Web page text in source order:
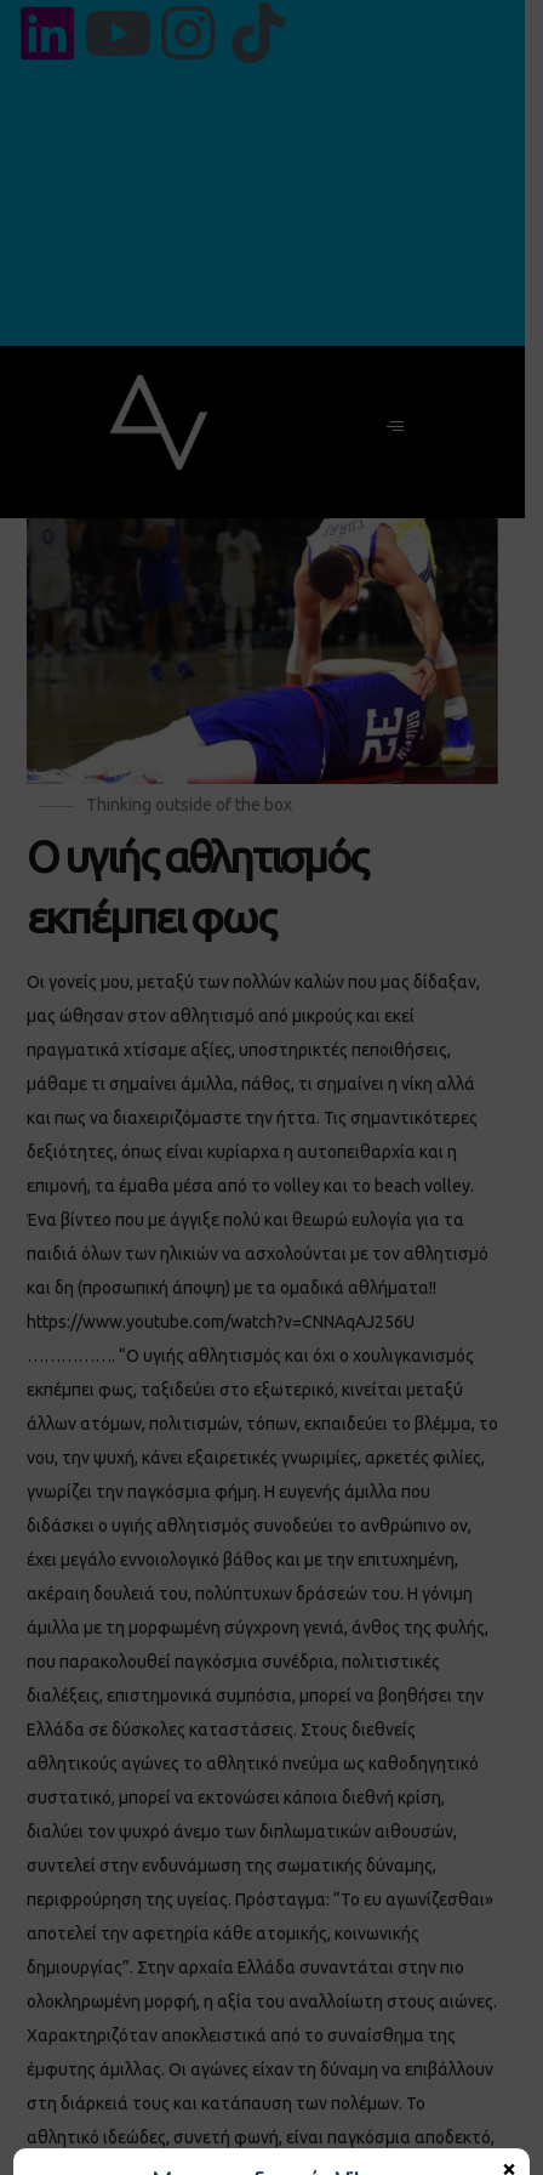
Thinking outside of the box
Ο υγιής αθλητισμός
εκπέμπει φως
Οι γονείς μου, μεταξύ των πολλών καλών που μας δίδαξαν,
μας ώθησαν στον αθλητισμό από μικρούς και εκεί
πραγματικά χτίσαμε αξίες, υποστηρικτές πεποιθήσεις,
μάθαμε τι σημαίνει άμιλλα, πάθος, τι σημαίνει η νίκη αλλά
και πως να διαχειριζόμαστε την ήττα. Τις σημαντικότερες
δεξιότητες, όπως είναι κυρίαρχα η αυτοπειθαρχία και η
επιμονή, τα έμαθα μέσα από το volley και το beach volley.
Ένα βίντεο που με άγγιξε πολύ και θεωρώ ευλογία για τα
παιδιά όλων των ηλικιών να ασχολούνται με τον αθλητισμό
και δη (προσωπική άποψη) με τα ομαδικά αθλήματα!!
https://www.youtube.com/watch?v=CNNAqAJ256U
……………. “Ο υγιής αθλητισμός και όχι ο χουλιγκανισμός
εκπέμπει φως, ταξιδεύει στο εξωτερικό, κινείται μεταξύ
άλλων ατόμων, πολιτισμών, τόπων, εκπαιδεύει το βλέμμα, το
νου, την ψυχή, κάνει εξαιρετικές γνωριμίες, αρκετές φιλίες,
γνωρίζει την παγκόσμια φήμη. Η ευγενής άμιλλα που
διδάσκει ο υγιής αθλητισμός συνοδεύει το ανθρώπινο ον,
έχει μεγάλο εννοιολογικό βάθος και με την επιτυχημένη,
ακέραιη δουλειά του, πολύπτυχων δράσεών του. Η γόνιμη
άμιλλα με τη μορφωμένη σύγχρονη γενιά, άνθος της φυλής,
που παρακολουθεί παγκόσμια συνέδρια, πολιτιστικές
διαλέξεις, επιστημονικά συμπόσια, μπορεί να βοηθήσει την
Ελλάδα σε δύσκολες καταστάσεις. Στους διεθνείς
αθλητικούς αγώνες το αθλητικό πνεύμα ως καθοδηγητικό
συστατικό, μπορεί να εκτονώσει κάποια διεθνή κρίση,
διαλύει τον ψυχρό άνεμο των διπλωματικών αιθουσών,
συντελεί στην ενδυνάμωση της σωματικής δύναμης,
περιφρούρηση της υγείας. Πρόσταγμα: “Το ευ αγωνίζεσθαι»
αποτελεί την αφετηρία κάθε ατομικής, κοινωνικής
δημιουργίας”. Στην αρχαία Ελλάδα συναντάται στην πιο
ολοκληρωμένη μορφή, η αξία του αναλλοίωτη στους αιώνες.
Χαρακτηριζόταν αποκλειστικά από το συναίσθημα της
έμφυτης άμιλλας. Οι αγώνες είχαν τη δύναμη να επιβάλλουν
στη διάρκειά τους και κατάπαυση των πολέμων. Το
αθλητικό ιδεώδες, συνετή φωνή, είναι παγκόσμια αποδεκτό,
×